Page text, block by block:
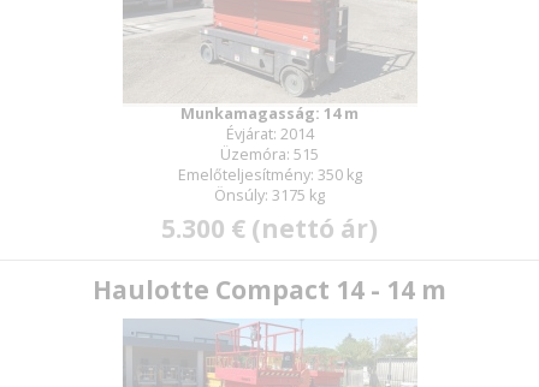
Munkamagasság: 14 m
Évjárat: 2014
Üzemóra: 515
Emelőteljesítmény: 350 kg
Önsúly: 3175 kg
5.300 € (nettó ár)
Haulotte Compact 14 - 14 m